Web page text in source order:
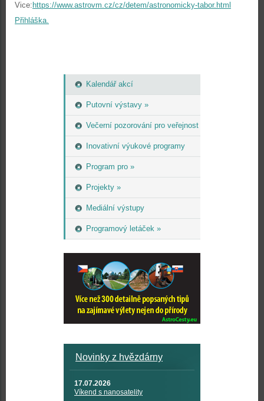
Kalendář akcí
Putovní výstavy »
Večerní pozorování pro veřejnost
Inovativní výukové programy
Program pro »
Projekty »
Mediální výstupy
Programový letáček »
Novinky z hvězdárny
17.07.2026
Víkend s nanosatelity
Vice: https://www.astrovm.cz/cz/detem/astronomicky-tabor.html
Přihláška.